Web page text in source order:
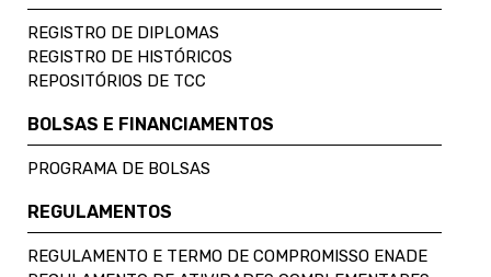
REGISTRO DE DIPLOMAS
REGISTRO DE HISTÓRICOS
REPOSITÓRIOS DE TCC
BOLSAS E FINANCIAMENTOS
PROGRAMA DE BOLSAS
REGULAMENTOS
REGULAMENTO E TERMO DE COMPROMISSO ENADE